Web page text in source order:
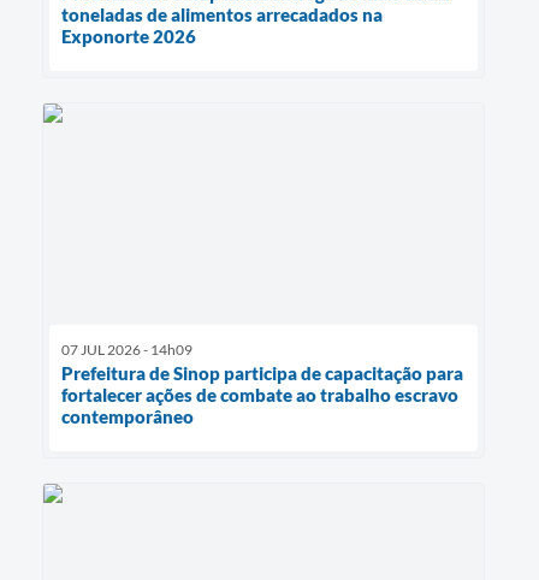
toneladas de alimentos arrecadados na
Exponorte 2026
07 JUL 2026 - 14h09
Prefeitura de Sinop participa de capacitação para
fortalecer ações de combate ao trabalho escravo
contemporâneo